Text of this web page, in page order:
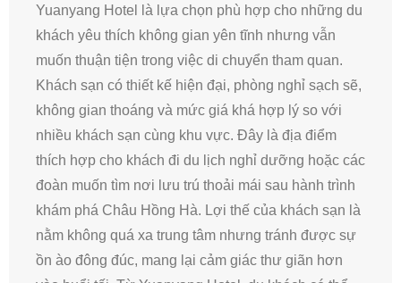
Yuanyang Hotel là lựa chọn phù hợp cho những du
khách yêu thích không gian yên tĩnh nhưng vẫn
muốn thuận tiện trong việc di chuyển tham quan.
Khách sạn có thiết kế hiện đại, phòng nghỉ sạch sẽ,
không gian thoáng và mức giá khá hợp lý so với
nhiều khách sạn cùng khu vực. Đây là địa điểm
thích hợp cho khách đi du lịch nghỉ dưỡng hoặc các
đoàn muốn tìm nơi lưu trú thoải mái sau hành trình
khám phá Châu Hồng Hà. Lợi thế của khách sạn là
nằm không quá xa trung tâm nhưng tránh được sự
ồn ào đông đúc, mang lại cảm giác thư giãn hơn